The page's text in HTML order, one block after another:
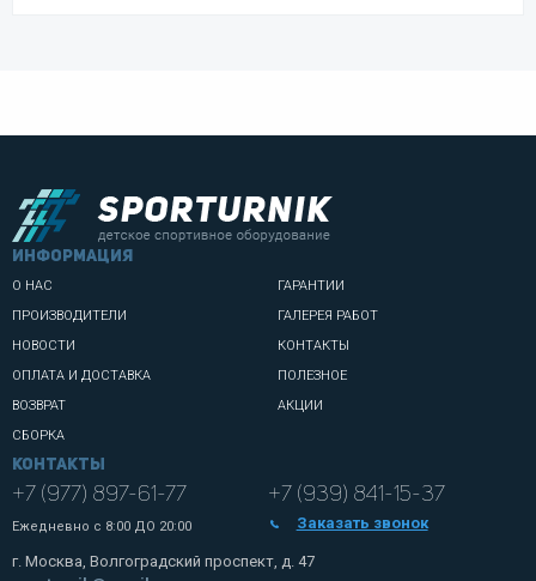
информация
О НАС
ПРОИЗВОДИТЕЛИ
НОВОСТИ
ОПЛАТА И ДОСТАВКА
ВОЗВРАТ
СБОРКА
ГАРАНТИИ
ГАЛЕРЕЯ РАБОТ
КОНТАКТЫ
ПОЛЕЗНОЕ
АКЦИИ
Контакты
+7 (977) 897-61-77
Ежедневно с 8:00 ДО 20:00
+7 (939) 841-15-37
Заказать звонок
г. Москва, Волгоградский проспект, д. 47